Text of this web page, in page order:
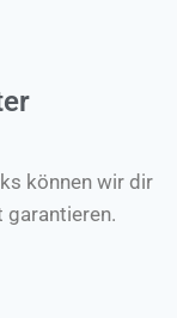
können wir dir
garantieren.